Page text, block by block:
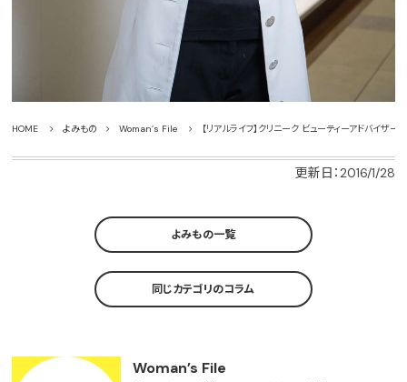
HOME よみもの Woman’s File 【リアルライフ】クリニーク ビューティーアドバイザ
更新日：2016/1/28
よみもの一覧
同じカテゴリのコラム
Woman’s File